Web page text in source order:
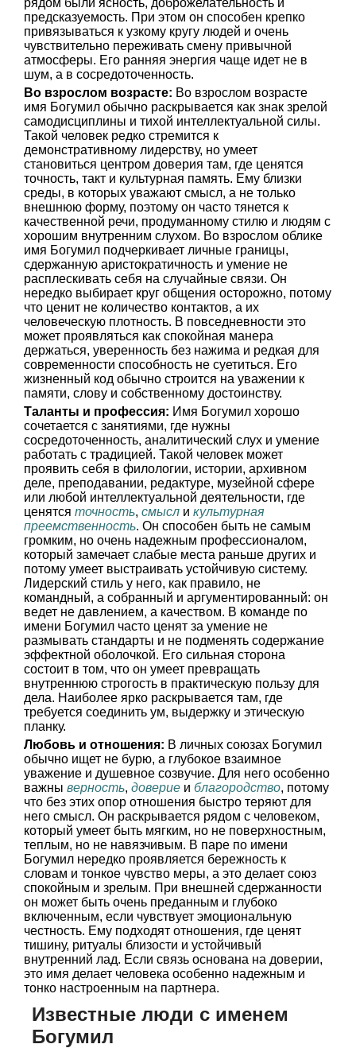
рядом были ясность, доброжелательность и
предсказуемость. При этом он способен крепко
привязываться к узкому кругу людей и очень
чувствительно переживать смену привычной
атмосферы. Его ранняя энергия чаще идет не в
шум, а в сосредоточенность.
Во взрослом возрасте: Во взрослом возрасте
имя Богумил обычно раскрывается как знак зрелой
самодисциплины и тихой интеллектуальной силы.
Такой человек редко стремится к
демонстративному лидерству, но умеет
становиться центром доверия там, где ценятся
точность, такт и культурная память. Ему близки
среды, в которых уважают смысл, а не только
внешнюю форму, поэтому он часто тянется к
качественной речи, продуманному стилю и людям с
хорошим внутренним слухом. Во взрослом облике
имя Богумил подчеркивает личные границы,
сдержанную аристократичность и умение не
расплескивать себя на случайные связи. Он
нередко выбирает круг общения осторожно, потому
что ценит не количество контактов, а их
человеческую плотность. В повседневности это
может проявляться как спокойная манера
держаться, уверенность без нажима и редкая для
современности способность не суетиться. Его
жизненный код обычно строится на уважении к
памяти, слову и собственному достоинству.
Таланты и профессия: Имя Богумил хорошо
сочетается с занятиями, где нужны
сосредоточенность, аналитический слух и умение
работать с традицией. Такой человек может
проявить себя в филологии, истории, архивном
деле, преподавании, редактуре, музейной сфере
или любой интеллектуальной деятельности, где
ценятся точность, смысл и культурная
преемственность. Он способен быть не самым
громким, но очень надежным профессионалом,
который замечает слабые места раньше других и
потому умеет выстраивать устойчивую систему.
Лидерский стиль у него, как правило, не
командный, а собранный и аргументированный: он
ведет не давлением, а качеством. В команде по
имени Богумил часто ценят за умение не
размывать стандарты и не подменять содержание
эффектной оболочкой. Его сильная сторона
состоит в том, что он умеет превращать
внутреннюю строгость в практическую пользу для
дела. Наиболее ярко раскрывается там, где
требуется соединить ум, выдержку и этическую
планку.
Любовь и отношения: В личных союзах Богумил
обычно ищет не бурю, а глубокое взаимное
уважение и душевное созвучие. Для него особенно
важны верность, доверие и благородство, потому
что без этих опор отношения быстро теряют для
него смысл. Он раскрывается рядом с человеком,
который умеет быть мягким, но не поверхностным,
теплым, но не навязчивым. В паре по имени
Богумил нередко проявляется бережность к
словам и тонкое чувство меры, а это делает союз
спокойным и зрелым. При внешней сдержанности
он может быть очень преданным и глубоко
включенным, если чувствует эмоциональную
честность. Ему подходят отношения, где ценят
тишину, ритуалы близости и устойчивый
внутренний лад. Если связь основана на доверии,
это имя делает человека особенно надежным и
тонко настроенным на партнера.
Известные люди с именем
Богумил